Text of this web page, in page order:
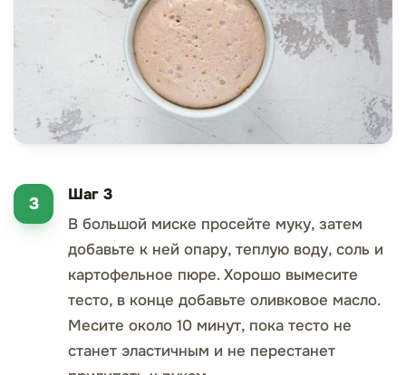
Шаг 3
В большой миске просейте муку, затем
добавьте к ней опару, теплую воду, соль и
картофельное пюре. Хорошо вымесите
тесто, в конце добавьте оливковое масло.
Месите около 10 минут, пока тесто не
станет эластичным и не перестанет